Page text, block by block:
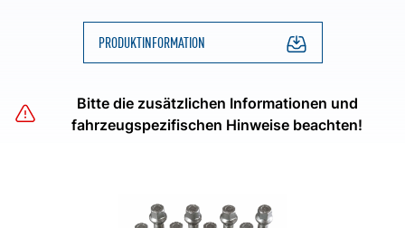
PRODUKTINFORMATION
Bitte die zusätzlichen Informationen und
fahrzeugspezifischen Hinweise beachten!